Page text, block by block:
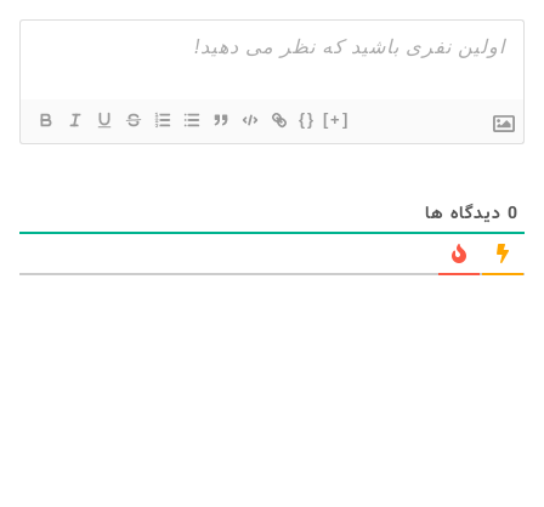
{} [+]
0 دیدگاه ها